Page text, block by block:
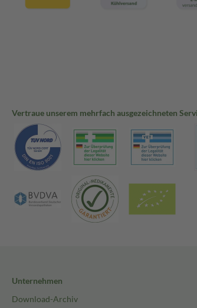
Vertraue unserem mehrfach ausgezeichneten
Unternehmen
Download-Archiv